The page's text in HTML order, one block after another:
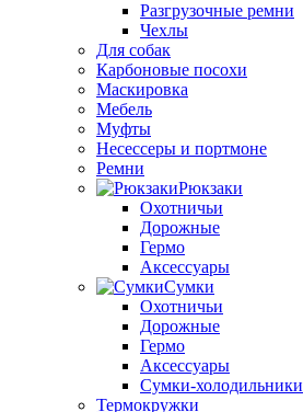
Разгрузочные ремни
Чехлы
Для собак
Карбоновые посохи
Маскировка
Мебель
Муфты
Несессеры и портмоне
Ремни
Рюкзаки
Охотничьи
Дорожные
Гермо
Аксессуары
Сумки
Охотничьи
Дорожные
Гермо
Аксессуары
Сумки-холодильники
Термокружки